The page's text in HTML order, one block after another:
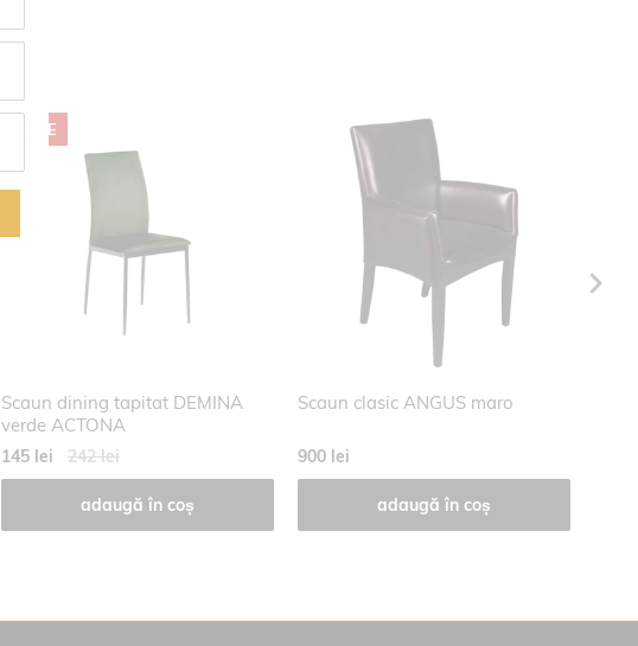
SALE
Scaun dining tapitat DEMINA
verde ACTONA
145 lei 242 lei
adaugă în coș
Scaun clasic ANGUS maro
900 lei
adaugă în coș